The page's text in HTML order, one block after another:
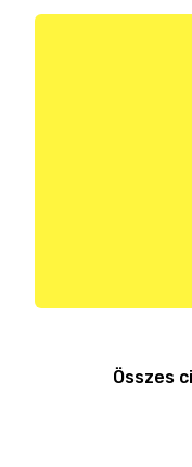
Összes